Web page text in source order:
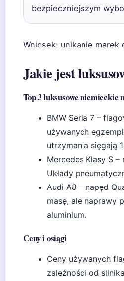
bezpieczniejszym
Wniosek: unikanie
Jakie jest
Top 3 luksusowe niemieckie
BMW Seria 7 –
używanych
utrzymania sięgają
Mercedes Klasy S
Układy
Audi A8 – napęd
masę, ale naprawy
aluminium.
Ceny i osiągi
Ceny używanych
zależności od